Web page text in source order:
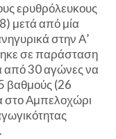
ερυθρόλευκους
μετά από μία
στην Α’
σε παράσταση
από 30 αγώνες να
βαθμούς (26
στο Αμπελοχώρι